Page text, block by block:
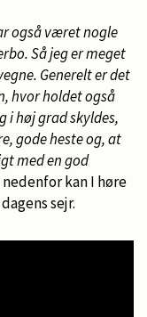
også været nogle
Så jeg er meget
Generelt er det
hvor holdet også
i høj grad skyldes,
gode heste og, at
med en god
kan I høre
sejr.